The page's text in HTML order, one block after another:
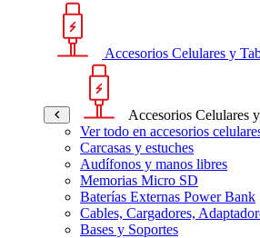
Accesorios Celulares y
Accesorios Celulares
Ver todo en accesorios
Carcasas y estuches
Audífonos y manos libres
Memorias Micro SD
Baterías Externas Power Bank
Cables, Cargadores,
Bases y Soportes